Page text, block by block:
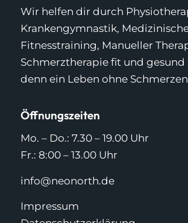
Wir helfen dir durch
Krankengymnastik,
Fitnesstraining, Manueller
Schmerztherapie fit und gesund
denn ein Leben ohne
Öffnungszeiten
Mo. – Do.: 7.30 – 19.00 Uhr
Fr.: 8:00 – 13.00 Uhr
info@neonorth.de
Impressum